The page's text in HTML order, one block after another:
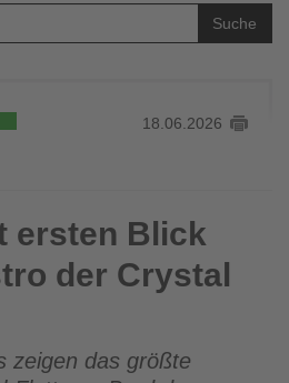
Suche
18.06.2026
Bistro der Crystal Grace
ersten Blick
der Crystal
zeigen das größte